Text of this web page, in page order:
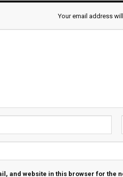
Your email address
and website in this browser for the